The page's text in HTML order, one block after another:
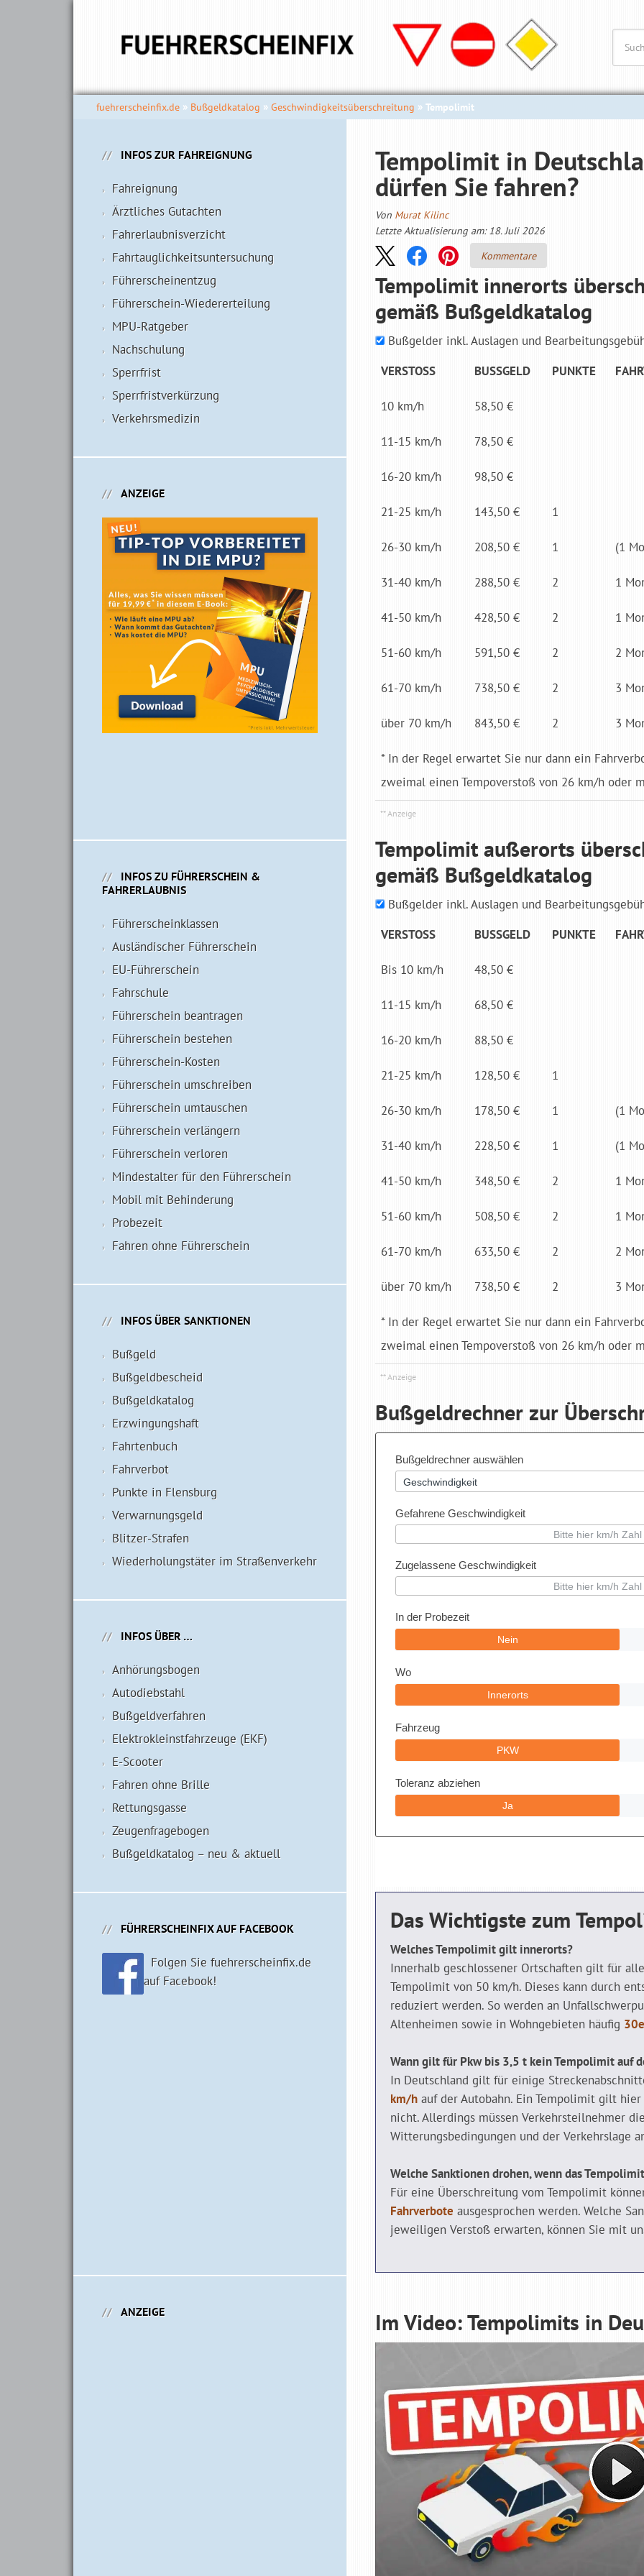
fuehrerscheinfix.de Bußgeldkatalog Geschwindigkeitsüberschreitung Tempolimit
Tempolimit in
dürfen Sie fahren?
Von Murat Kilinc
Letzte Aktualisierung am: 18. Juli 2026
Kommentare
Tempolimit innerorts
gemäß Bußgeldkatalog
Bußgelder inkl. Auslagen und
VER­STOSS
BUSS­GELD PUNKTE
10 km/h 58,50 €
11-15 km/h 78,50 €
16-20 km/h 98,50 €
21-25 km/h 143,50 € 1
26-30 km/h 208,50 € 1 (1
31-40 km/h 288,50 € 2 1
41-50 km/h 428,50 € 2 1
51-60 km/h 591,50 € 2 2
61-70 km/h 738,50 € 2 3
über 70 km/h 843,50 € 2 3
* In der Regel erwartet Sie nur dann ein
zweimal einen Tempoverstoß von 26 km/h oder
Tempolimit außerorts
gemäß Bußgeldkatalog
Bußgelder inkl. Auslagen und
VER­STOSS
BUSS­GELD PUNK­TE
Bis 10 km/h 48,50 €
11-15 km/h 68,50 €
16-20 km/h 88,50 €
21-25 km/h 128,50 € 1
26-30 km/h 178,50 € 1 (1
31-40 km/h 228,50 € 1 (1
41-50 km/h 348,50 € 2 1
51-60 km/h 508,50 € 2 1
61-70 km/h 633,50 € 2 2
über 70 km/h 738,50 € 2 3
* In der Regel erwartet Sie nur dann ein
zweimal einen Tempoverstoß von 26 km/h oder
Bußgeldrechner zur
Das Wichtigste zum
Welches Tempolimit gilt innerorts?
Innerhalb geschlossener Ortschaften gilt für
Tempolimit von 50 km/h. Dieses kann durch
reduziert werden. So werden an
Altenheimen sowie in Wohngebieten häufig
Wann gilt für Pkw bis 3,5 t kein Tempolimit auf
In Deutschland gilt für einige
km/h auf der Autobahn. Ein Tempolimit gilt
nicht. Allerdings müssen Verkehrsteilnehmer
Witterungsbedingungen und der Verkehrslage
Welche Sanktionen drohen, wenn das
Für eine Überschreitung vom Tempolimit
Fahrverbote ausgesprochen werden. Welche
jeweiligen Verstoß erwarten, können Sie mit
Im Video: Tempolimits in
INFOS ZUR FAHREIGNUNG
Fahreignung
Ärztliches Gutachten
Fahrerlaubnisverzicht
Fahrtauglichkeits­untersuchung
Führerscheinentzug
Führerschein-Wiedererteilung
MPU-Ratgeber
Nachschulung
Sperrfrist
Sperrfristverkürzung
Verkehrsmedizin
ANZEIGE
INFOS ZU FÜHRERSCHEIN &
FAHRERLAUBNIS
Führerschein­klassen
Ausländischer Führerschein
EU-Führerschein
Fahrschule
Führerschein beantragen
Führerschein bestehen
Führerschein-Kosten
Führerschein umschreiben
Führerschein umtauschen
Führerschein verlängern
Führerschein verloren
Mindestalter für den Führerschein
Mobil mit Behinderung
Probezeit
Fahren ohne Führerschein
INFOS ÜBER SANKTIONEN
Bußgeld
Bußgeldbescheid
Bußgeldkatalog
Erzwingungshaft
Fahrtenbuch
Fahrverbot
Punkte in Flensburg
Verwarnungsgeld
Blitzer-Strafen
Wiederholungstäter im Straßenverkehr
INFOS ÜBER …
Anhörungsbogen
Autodiebstahl
Bußgeldverfahren
Elektrokleinstfahrzeuge (EKF)
E-Scooter
Fahren ohne Brille
Rettungsgasse
Zeugenfragebogen
Bußgeldkatalog – neu & aktuell
FÜHRERSCHEINFIX AUF FACEBOOK
Folgen Sie fuehrerscheinfix.de
auf Facebook!
ANZEIGE